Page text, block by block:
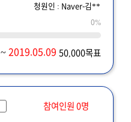
청원인 : Naver-김**
0%
~2019.05.09 50,000목표
참여인원 0명